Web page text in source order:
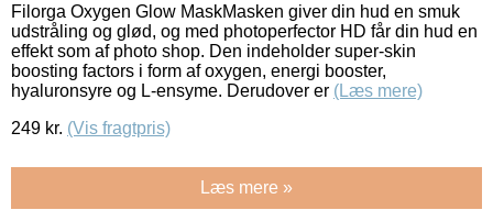
Filorga Oxygen Glow MaskMasken giver din hud en smuk
udstråling og glød, og med photoperfector HD får din hud en
effekt som af photo shop. Den indeholder super-skin
boosting factors i form af oxygen, energi booster,
hyaluronsyre og L-ensyme. Derudover er (Læs mere)
249 kr. (Vis fragtpris)
Læs mere »